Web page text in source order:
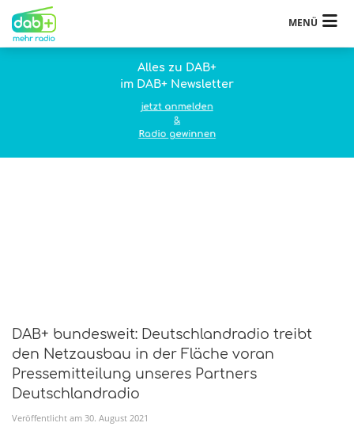
MENÜ
Alles zu DAB+
im DAB+ Newsletter
jetzt anmelden
&
Radio gewinnen
DAB+ bundesweit: Deutschlandradio treibt
den Netzausbau in der Fläche voran
Pressemitteilung unseres Partners
Deutschlandradio
Veröffentlicht am 30. August 2021